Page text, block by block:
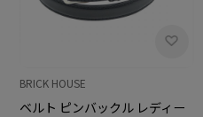
BRICK HOUSE
ベルト ピンバックル レディー